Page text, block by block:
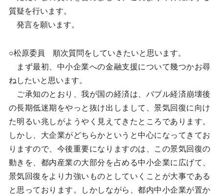
質疑を行います。
発言を願います。
○松原委員 順次質問をしていきたいと思います。
まず最初、中小企業への金融支援について幾つかお尋
ねしたいと思います。
ご承知のとおり、我が国の経済は、バブル経済崩壊後
の長期低迷期をやっと抜け出しまして、景気回復に向け
た明るい兆しがようやく見えてきたところであります。
しかし、大企業がどちらかというと中心になってきてお
りますので、今後重要になりますのは、この景気回復の
動きを、都内産業の大部分を占める中小企業に広げて、
景気回復をより力強いものとしていくことが大事である
と思っております。しかしながら、都内中小企業が置か